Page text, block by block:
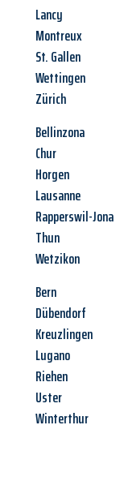
Lancy
Montreux
St. Gallen
Wettingen
Zürich
Bellinzona
Chur
Horgen
Lausanne
Rapperswil-Jona
Thun
Wetzikon
Bern
Dübendorf
Kreuzlingen
Lugano
Riehen
Uster
Winterthur